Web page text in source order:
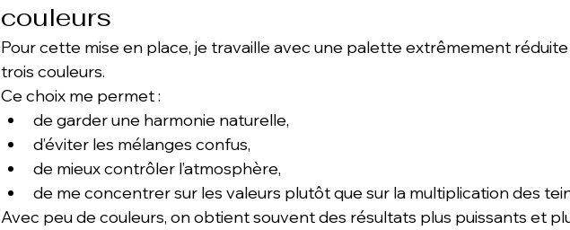
couleurs
Pour cette mise en place, je travaille avec une palette extrêmement
trois couleurs.
Ce choix me permet :
de garder une harmonie naturelle,
d’éviter les mélanges confus,
de mieux contrôler l’atmosphère,
de me concentrer sur les valeurs plutôt que sur la multiplication des
Avec peu de couleurs, on obtient souvent des résultats plus puissants et